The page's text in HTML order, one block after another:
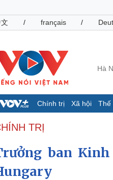
/ français /
Hà
Chính trị Xã hội Thế
trị
chức nhân sự
hội
diện sự thật
Dự
TRỊ
ban